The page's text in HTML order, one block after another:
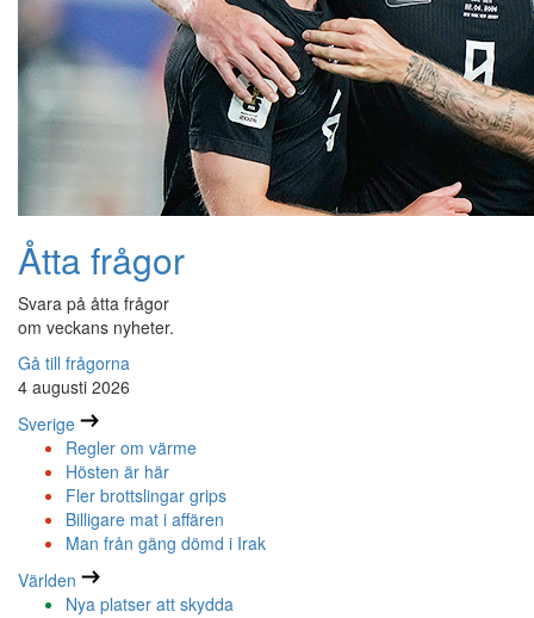
Åtta frågor
Svara på åtta frågor
om veckans nyheter.
Gå till frågorna
4 augusti 2026
Sverige
Regler om värme
Hösten är här
Fler brottslingar grips
Billigare mat i affären
Man från gäng dömd i Irak
Världen
Nya platser att skydda